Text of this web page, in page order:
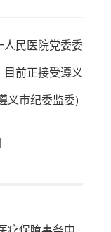
人民医院党委委
前正接受遵义
义市纪委监委)